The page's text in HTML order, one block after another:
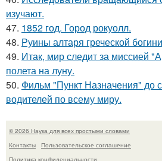
изучают.
47. 1852 год. Город рокуолл.
48. Руины алтаря греческой
49. Итак, мир следит за миссией
полета на луну.
50. Фильм "Пункт Назначения" до
водителей по всему миру.
© 2026 Наука для всех простыми словами
Контакты
Пользовательское соглашение
Политика конфидециальности